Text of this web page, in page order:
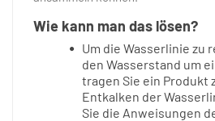
Wie kann man das lösen?
Um die Wasserlinie zu
den Wasserstand um
tragen Sie ein Produkt
Entkalken der
Sie die Anweisungen